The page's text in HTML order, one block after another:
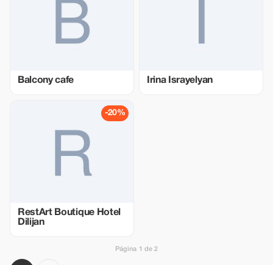
Balcony cafe Irina Israyelyan
-20%
RestArt Boutique Hotel
Dilijan
Página 1 de 2